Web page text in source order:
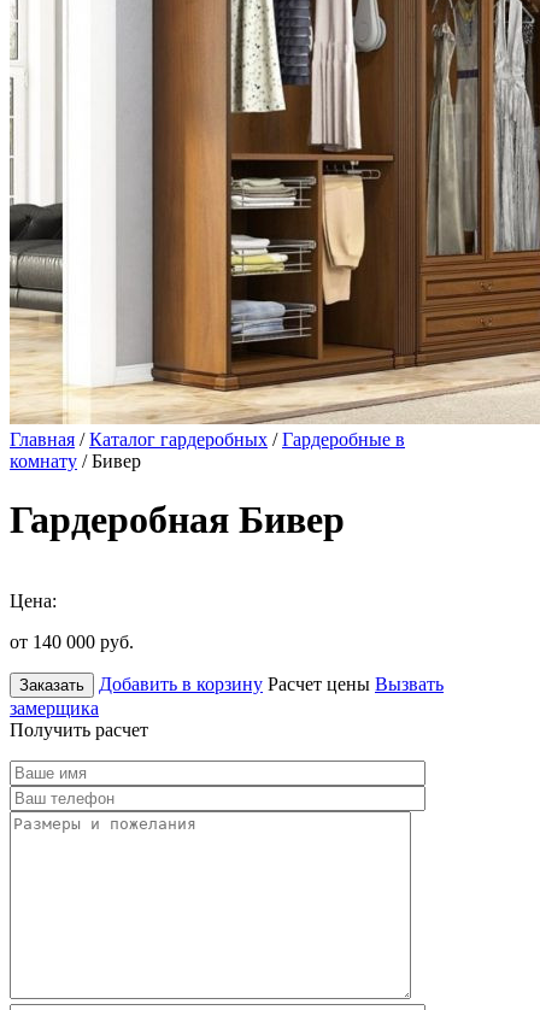
Главная /Каталог гардеробных /Гардеробные в
комнату / Бивер
Гардеробная Бивер
Цена:
от 140 000 руб.
Заказать Добавить в корзину Расчет цены Вызвать
замерщика
Получить расчет